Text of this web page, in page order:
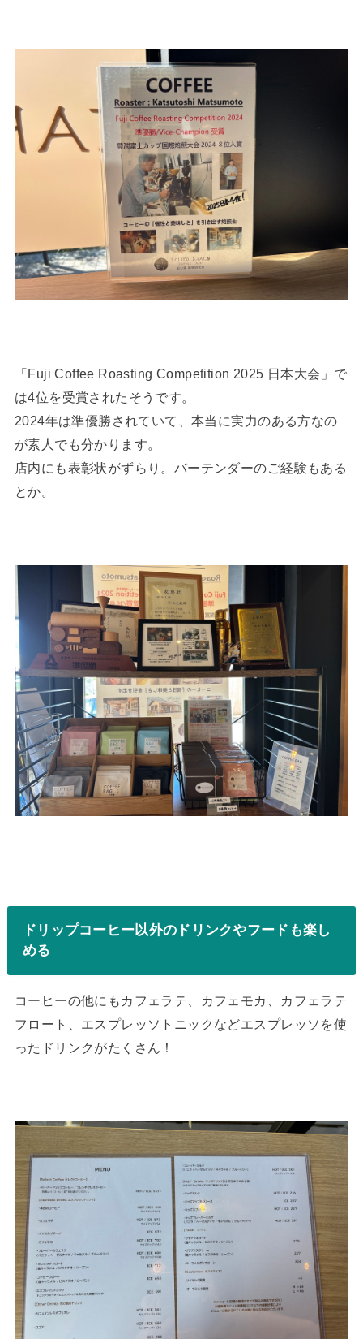
「Fuji Coffee Roasting Competition 2025 日本大会」で
は4位を受賞されたそうです。
2024年は準優勝されていて、本当に実力のある方なの
が素人でも分かります。
店内にも表彰状がずらり。バーテンダーのご経験もある
とか。
ドリップコーヒー以外のドリンクやフードも楽し
める
コーヒーの他にもカフェラテ、カフェモカ、カフェラテ
フロート、エスプレッソトニックなどエスプレッソを使
ったドリンクがたくさん！